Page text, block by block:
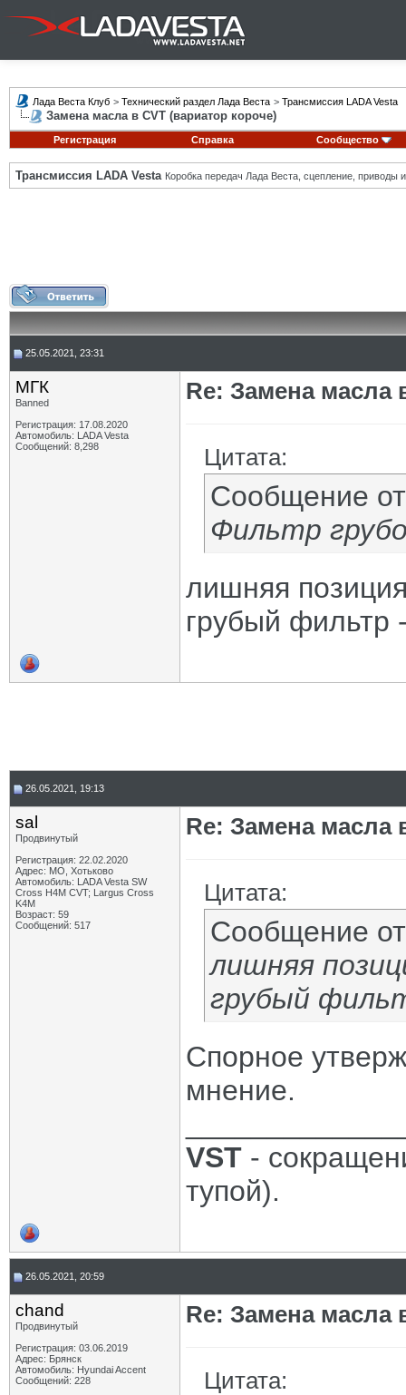
Лада Веста Клуб > Технический раздел Лада Веста > Трансмиссия LADA Vesta
Замена масла в CVT (вариатор короче)
Регистрация Справка Сообщество
Трансмиссия LADA Vesta Коробка передач Лада Веста, сцепление, приводы и
25.05.2021, 23:31
МГК
Banned
Регистрация: 17.08.2020
Автомобиль: LADA Vesta
Сообщений: 8,298
Re: Замена масла
Цитата:
Сообщение
Фильтр
лишняя
грубый фильтр
26.05.2021, 19:13
sal
Продвинутый
Регистрация: 22.02.2020
Адрес: МО, Хотьково
Автомобиль: LADA Vesta SW
Cross H4M CVT; Largus Cross
K4M
Возраст: 59
Сообщений: 517
Re: Замена масла
Цитата:
Сообщение
лишняя
грубый
Спорное
мнение.
VST -
тупой).
26.05.2021, 20:59
chand
Продвинутый
Регистрация: 03.06.2019
Адрес: Брянск
Автомобиль: Hyundai Accent
Сообщений: 228
Re: Замена масла
Цитата: